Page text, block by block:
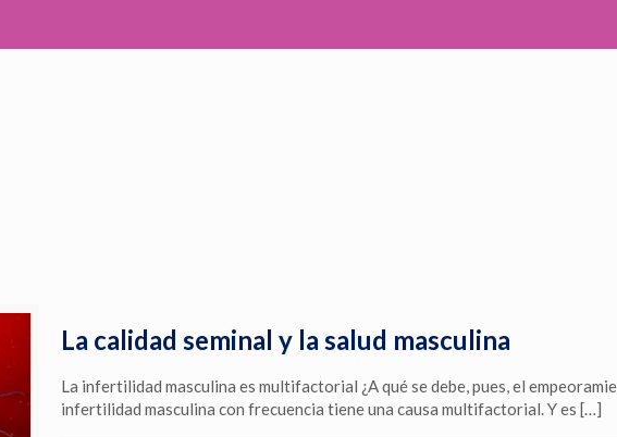
La calidad seminal y la salud masculina
La infertilidad masculina es multifactorial ¿A qué se debe, pues, el
infertilidad masculina con frecuencia tiene una causa multifactorial. Y es […]